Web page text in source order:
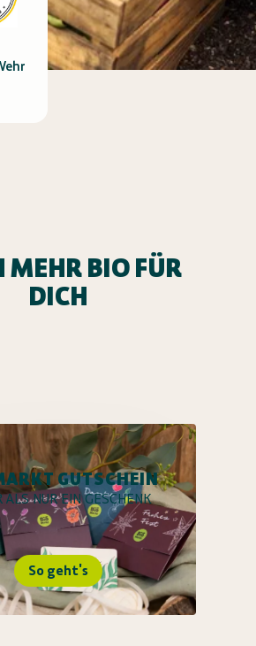
MEHR BIO FÜR
DICH
GUTSCHEIN
ALS NUR EIN GESCHENK
So geht's